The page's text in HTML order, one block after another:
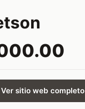
Ver sitio web completo